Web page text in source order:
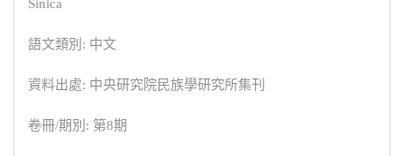
Sinica
語文類別: 中文
資料出處: 中央研究院民族學研究所集刊
卷冊/期別: 第8期